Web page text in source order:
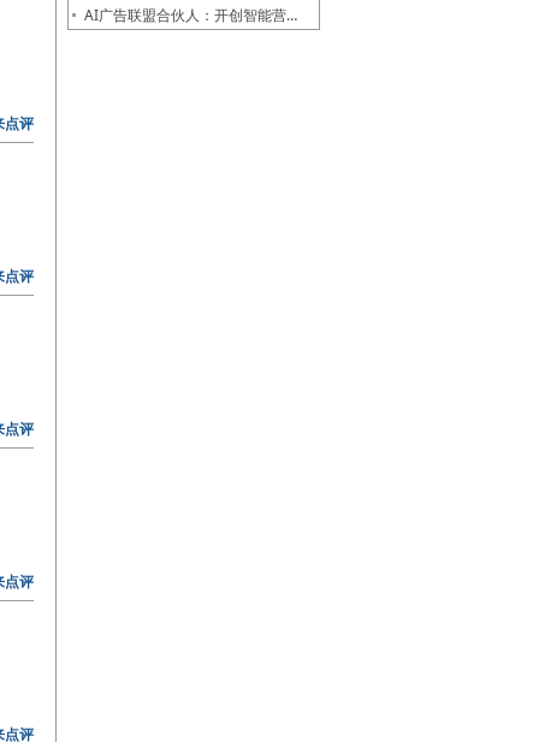
点评
点评
点评
点评
点评
AI广告联盟合伙人：开创智能营…